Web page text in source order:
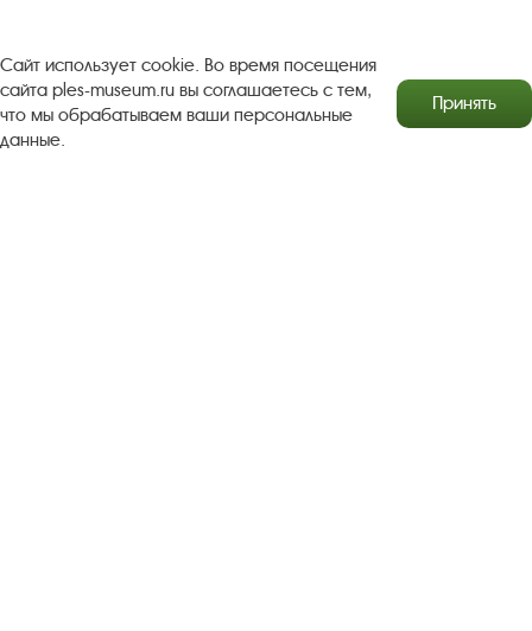
Антикоррупционная деятельность
Сайт использует cookie. Во время посещения
сайта ples-museum.ru вы соглашаетесь с тем,
что мы обрабатываем ваши персональные
данные.
Принять